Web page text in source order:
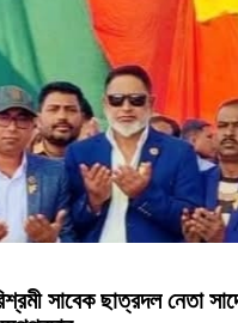
সাবেক ছাত্রদল নেতা